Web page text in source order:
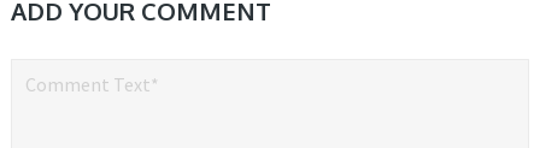
ADD YOUR COMMENT